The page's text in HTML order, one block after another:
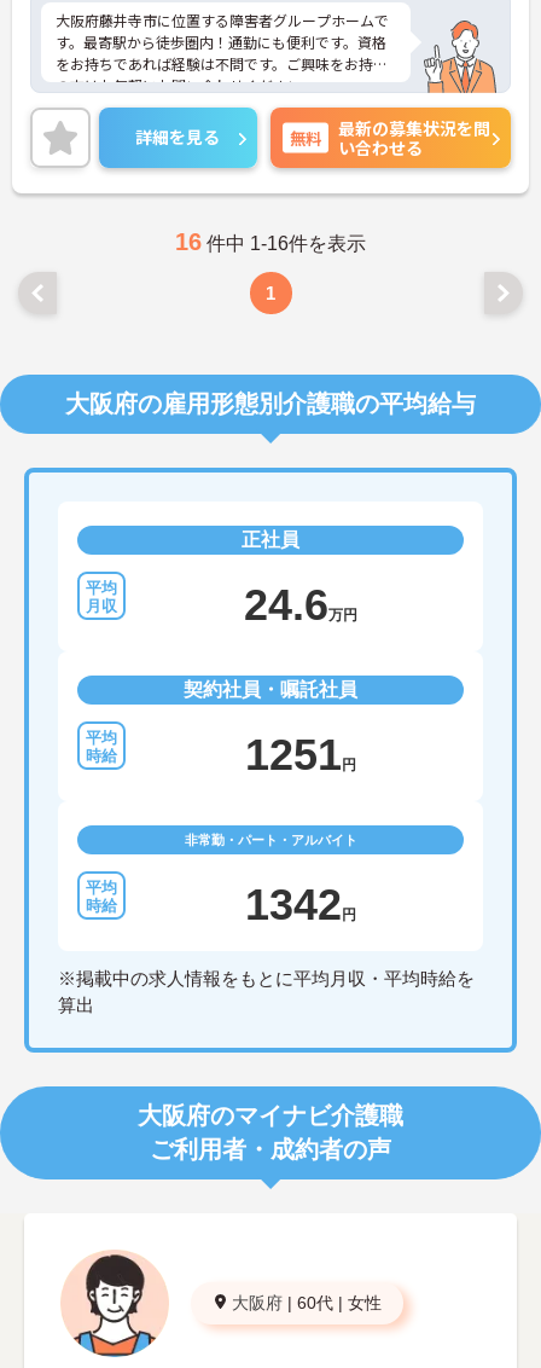
大阪府藤井寺市に位置する障害者グループホームで
す。最寄駅から徒歩圏内！通勤にも便利です。資格
をお持ちであれば経験は不問です。ご興味をお持ち
の方はお気軽にお問い合わせください。
詳細を見る 無料
最新の募集状況を問
い合わせる
16 件中 1-16件を表示
1
大阪府の雇用形態別介護職の平均給与
正社員
24.6万円
契約社員・嘱託社員
1251円
非常勤・パート・アルバイト
1342円
※掲載中の求人情報をもとに平均月収・平均時給を
算出
大阪府のマイナビ介護職
ご利用者・成約者の声
大阪府 | 60代 | 女性